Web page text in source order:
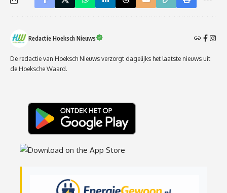
Redactie Hoeksch Nieuws
De redactie van Hoeksch Nieuws verzorgt dagelijks het laatste nieuws uit
de Hoeksche Waard.